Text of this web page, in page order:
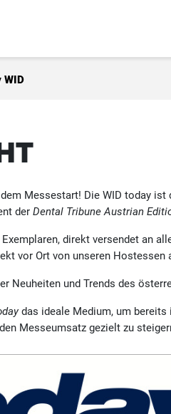
WID
Messestart! Die WID today
derDental Tribune Austrian
direkt versendet an
vor Ort von unseren Hostessen
Neuheiten und Trends des
das ideale Medium, um bereits
Messeumsatz gezielt zu